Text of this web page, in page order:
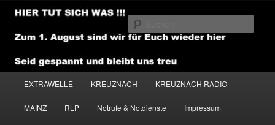
Zum
primären
Inhalt
NEWSHOUSE.MEDIA
EXTRAWELLE KREUZNACH KREUZNACH RADIO
MAINZ RLP Notrufe & Notdienste Impressum